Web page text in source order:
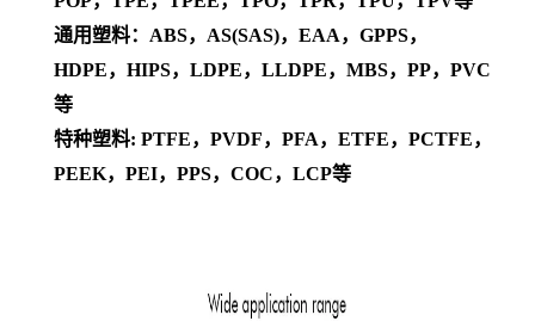
通用塑料：ABS，AS(SAS)，EAA，GPPS，
HDPE，HIPS，LDPE，LLDPE，MBS，PP，PVC
等
特种塑料: PTFE，PVDF，PFA，ETFE，PCTFE，
PEEK，PEI，PPS，COC，LCP等